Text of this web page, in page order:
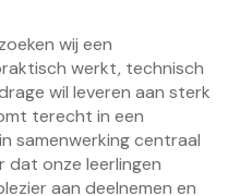
wij een
werkt, technisch
wil leveren aan sterk
terecht in een
samenwerking centraal
dat onze leerlingen
aan deelnemen en